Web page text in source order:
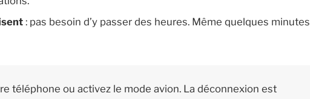
: pas besoin d’y passer des heures. Même quelques minutes
téléphone ou activez le mode avion. La déconnexion est